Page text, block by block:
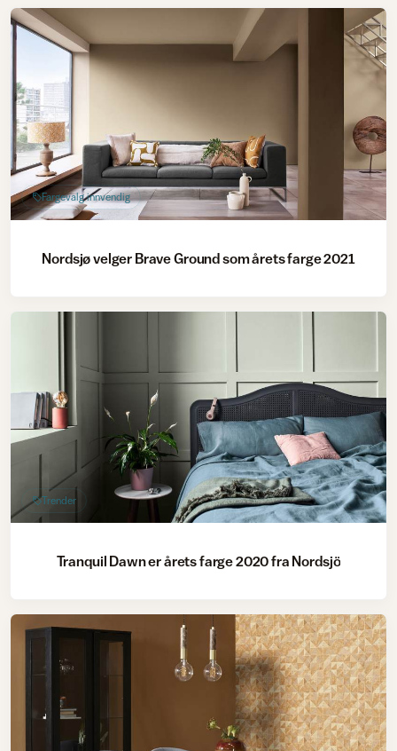
Fargevalg innvendig
Nordsjø velger Brave Ground som årets farge 2021
Trender
Tranquil Dawn er årets farge 2020 fra Nordsjö